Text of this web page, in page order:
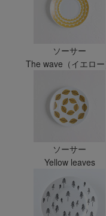
ソーサー
The wave（イエロー
ソーサー
Yellow leaves